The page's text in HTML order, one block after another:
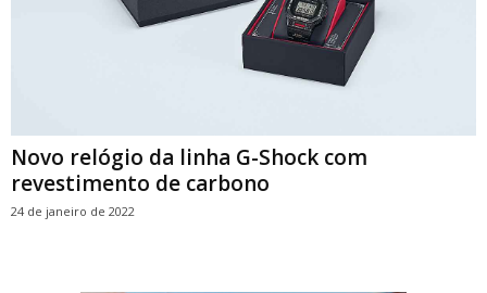
Novo relógio da linha G-Shock com
revestimento de carbono
24 de janeiro de 2022